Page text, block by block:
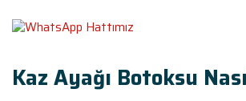
Kaz Ayağı Botoksu